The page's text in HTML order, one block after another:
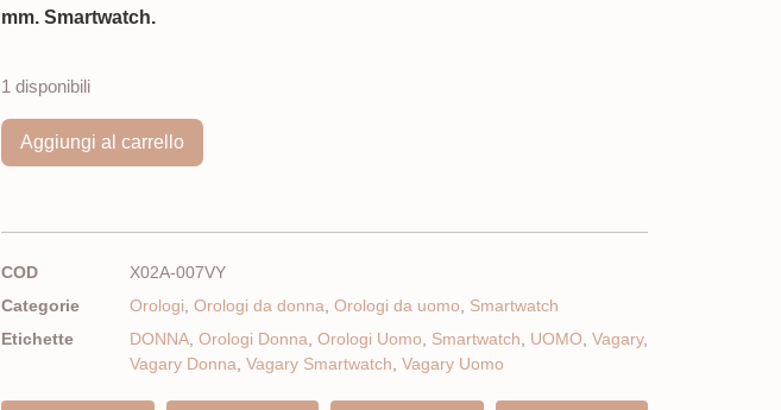
mm. Smartwatch.
1 disponibili
Aggiungi al carrello
COD
X02A-007VY
Categorie
Orologi Orologi da donna Orologi da uomo
Smartwatch
Etichette
DONNA Orologi Donna Orologi Uomo Smartwatch UOMO Vagary,
Vagary Donna Vagary Smartwatch Vagary Uomo